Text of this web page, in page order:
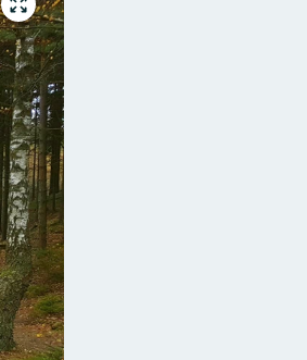
Przejdź
do
trybu
pełnoekranowego